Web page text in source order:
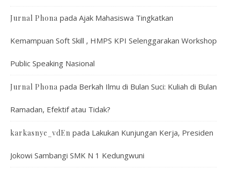
Jurnal Phona pada Ajak Mahasiswa Tingkatkan
Kemampuan Soft Skill , HMPS KPI Selenggarakan Workshop
Public Speaking Nasional
Jurnal Phona pada Berkah Ilmu di Bulan Suci: Kuliah di Bulan
Ramadan, Efektif atau Tidak?
karkasnye_vdEn pada Lakukan Kunjungan Kerja, Presiden
Jokowi Sambangi SMK N 1 Kedungwuni